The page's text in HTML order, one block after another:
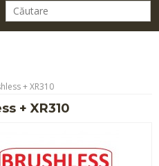
+ XR310
+ XR310